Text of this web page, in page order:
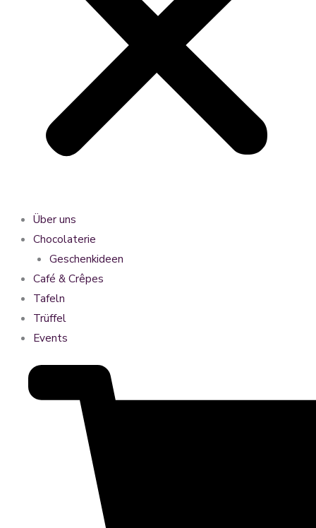
Über uns
Chocolaterie
Geschenkideen
Café & Crêpes
Tafeln
Trüffel
Events